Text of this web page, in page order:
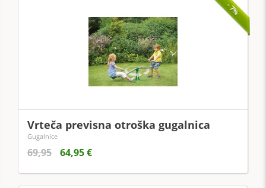
- 7%
Vrteča previsna otroška gugalnica
Gugalnice
69,95 64,95 €